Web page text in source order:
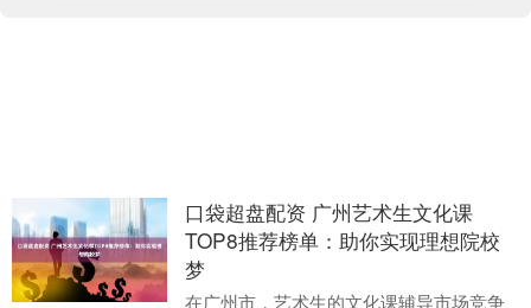
口袋超盘配资 广州艺术生文化课
TOP8推荐榜单：助你实现理想院校
梦
在广州市，艺术生的文化课辅导市场竞争